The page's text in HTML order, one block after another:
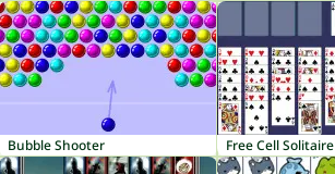
Bubble Shooter Free Cell Solitaire